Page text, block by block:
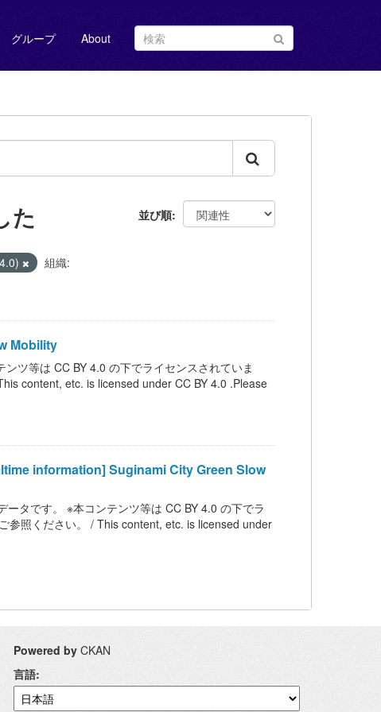
グループ About
並び順
た
組織:
Mobility
ツ等は CC BY 4.0 の下でライセンスされていま
content, etc. is licensed under CC BY 4.0 .Please
information] Suginami City Green Slow
ータです。 ※本コンテンツ等は CC BY 4.0 の下でラ
参照ください。 / This content, etc. is licensed under
Powered by CKAN
言語